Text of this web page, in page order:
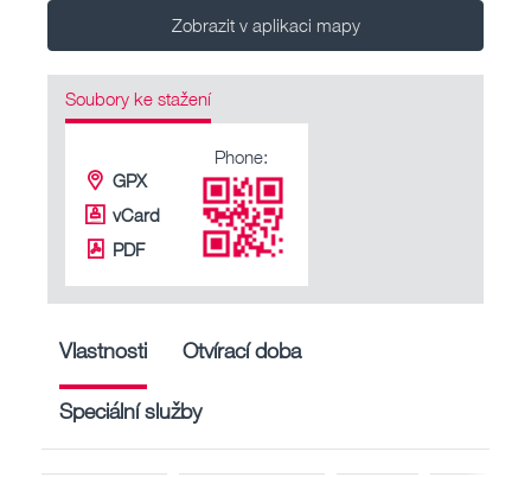
Zobrazit v aplikaci mapy
Soubory ke stažení
GPX
vCard
PDF
Phone:
Vlastnosti Otvírací doba
Speciální služby